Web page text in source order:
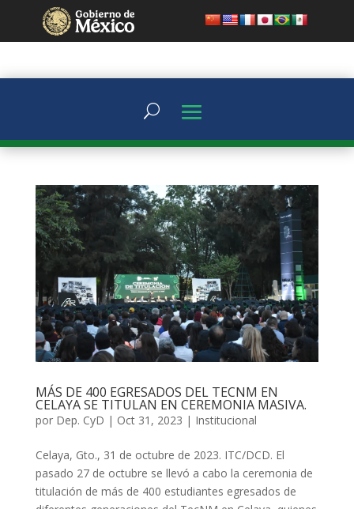
MÁS DE 400 EGRESADOS DEL TECNM EN
CELAYA SE TITULAN EN CEREMONIA MASIVA.
por Dep. CyD | Oct 31, 2023 | Institucional
Celaya, Gto., 31 de octubre de 2023. ITC/DCD. El
pasado 27 de octubre se llevó a cabo la ceremonia de
titulación de más de 400 estudiantes egresados de